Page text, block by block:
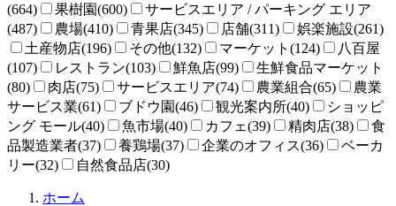
(664)
果樹園(600)
サービスエリア / パーキング エリア
(487)
農場(410) 青果店(345) 店舗(311)
娯楽施設(261)
土産物店(196)
その他(132) マーケット(124)
八百屋
(107)
レストラン(103) 鮮魚店(99)
生鮮食品マーケット
(80)
肉店(75) サービスエリア(74) 農業組合(65)
農業
サービス業(61)
ブドウ園(46) 観光案内所(40)
ショッピ
ング モール(40)
魚市場(40) カフェ(39) 精肉店(38)
食
品製造業者(37)
養鶏場(37) 企業のオフィス(36)
ベーカ
リー(32)
自然食品店(30)
ホーム